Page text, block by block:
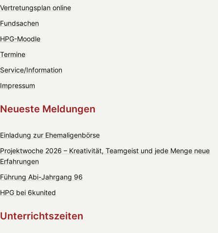
Vertretungsplan online
Fundsachen
HPG-Moodle
Termine
Service/Information
Impressum
Neueste Meldungen
Einladung zur Ehemaligenbörse
Projektwoche 2026 – Kreativität, Teamgeist und jede Menge neue
Erfahrungen
Führung Abi-Jahrgang 96
HPG bei 6kunited
Unterrichtszeiten